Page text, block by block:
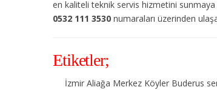
en kaliteli teknik servis hizmetini
0532 111 3530 numaraları üzerinden
Etiketler;
İzmir Aliağa Merkez Köyler Buderus